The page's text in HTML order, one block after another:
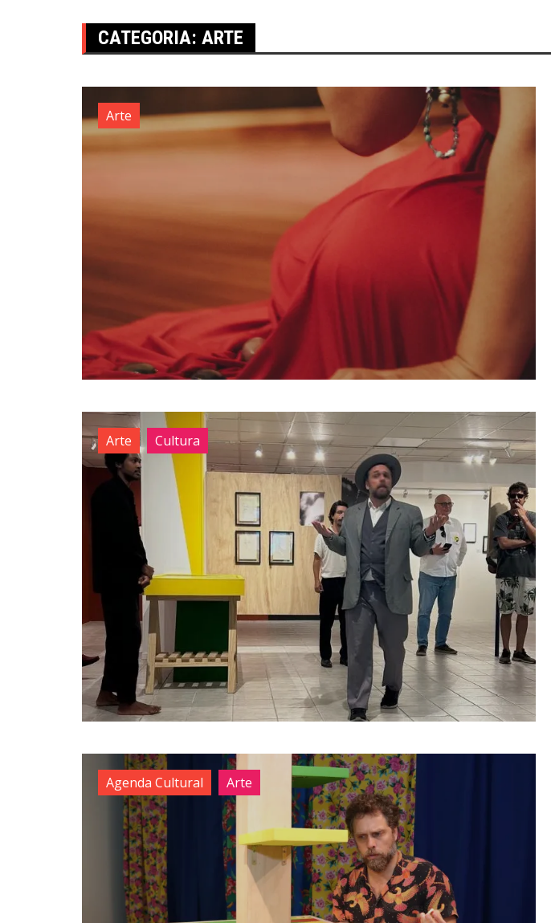
CATEGORIA: ARTE
Arte
Arte Cultura
Agenda Cultural Arte